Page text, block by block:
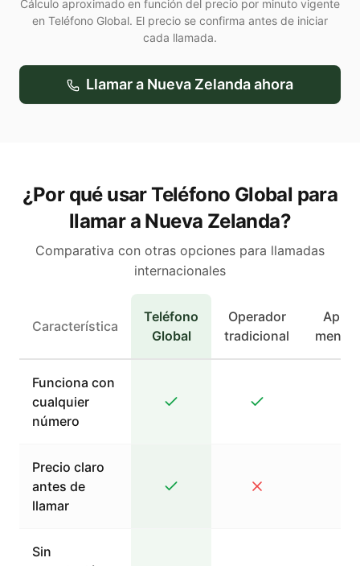
Cálculo aproximado en función del precio por minuto vigente
en Teléfono Global. El precio se confirma antes de iniciar
cada llamada.
Llamar a Nueva Zelandaahora
¿Por qué usar Teléfono Global para
llamar a Nueva Zelanda?
Comparativa con otras opciones para llamadas
internacionales
Característica
Teléfono
Global
Operador
tradicional
Apps
Funciona con
cualquier
número
Precio claro
antes de
llamar
Sin